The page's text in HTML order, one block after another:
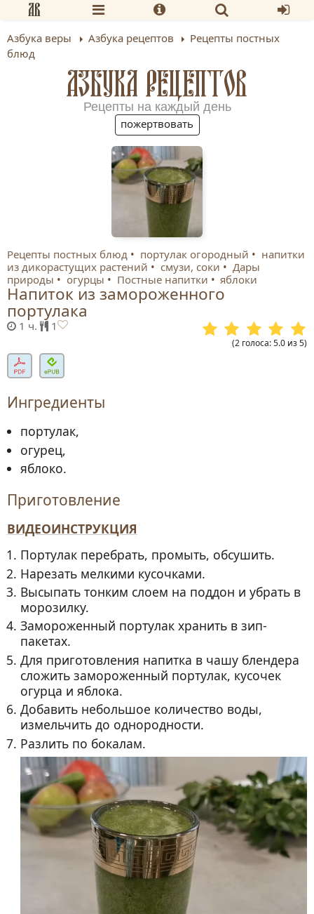
Азбука веры Азбука рецептов
Рецепты постных
блюд
АЗБУКА РЕЦЕПТОВ
Рецепты на каждый день
пожертвовать
Рецепты постных блюд портулак огородный
напитки
из дикорастущих растений
смузи, соки
Дары
природы
огурцы Постные напитки яблоки
Напиток из замороженного
портулака
1 ч. 1
(2 голоса:5.0 из5)
Ингредиенты
портулак,
огурец,
яблоко.
Приготовление
ВИДЕОИНСТРУКЦИЯ
Портулак перебрать, промыть, обсушить.
Нарезать мелкими кусочками.
Высыпать тонким слоем на поддон и убрать в
морозилку.
Замороженный портулак хранить в зип-
пакетах.
Для приготовления напитка в чашу блендера
сложить замороженный портулак, кусочек
огурца и яблока.
Добавить небольшое количество воды,
измельчить до однородности.
Разлить по бокалам.